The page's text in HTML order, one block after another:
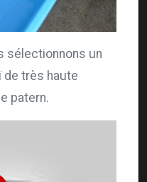
sélectionnons un
très haute
patern.